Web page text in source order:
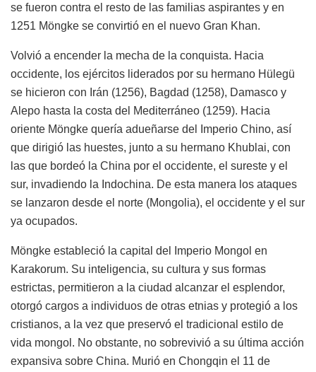
se fueron contra el resto de las familias aspirantes y en
1251 Möngke se convirtió en el nuevo Gran Khan.
Volvió a encender la mecha de la conquista. Hacia
occidente, los ejércitos liderados por su hermano Hülegü
se hicieron con Irán (1256), Bagdad (1258), Damasco y
Alepo hasta la costa del Mediterráneo (1259). Hacia
oriente Möngke quería adueñarse del Imperio Chino, así
que dirigió las huestes, junto a su hermano Khublai, con
las que bordeó la China por el occidente, el sureste y el
sur, invadiendo la Indochina. De esta manera los ataques
se lanzaron desde el norte (Mongolia), el occidente y el sur
ya ocupados.
Möngke estableció la capital del Imperio Mongol en
Karakorum. Su inteligencia, su cultura y sus formas
estrictas, permitieron a la ciudad alcanzar el esplendor,
otorgó cargos a individuos de otras etnias y protegió a los
cristianos, a la vez que preservó el tradicional estilo de
vida mongol. No obstante, no sobrevivió a su última acción
expansiva sobre China. Murió en Chongqin el 11 de